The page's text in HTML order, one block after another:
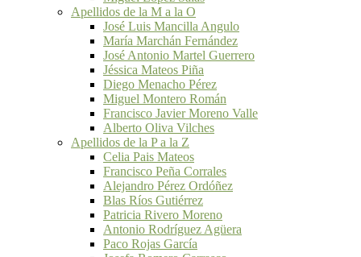
Apellidos de la M a la O
José Luis Mancilla Angulo
María Marchán Fernández
José Antonio Martel Guerrero
Jéssica Mateos Piña
Diego Menacho Pérez
Miguel Montero Román
Francisco Javier Moreno Valle
Alberto Oliva Vilches
Apellidos de la P a la Z
Celia Pais Mateos
Francisco Peña Corrales
Alejandro Pérez Ordóñez
Blas Ríos Gutiérrez
Patricia Rivero Moreno
Antonio Rodríguez Agüera
Paco Rojas García